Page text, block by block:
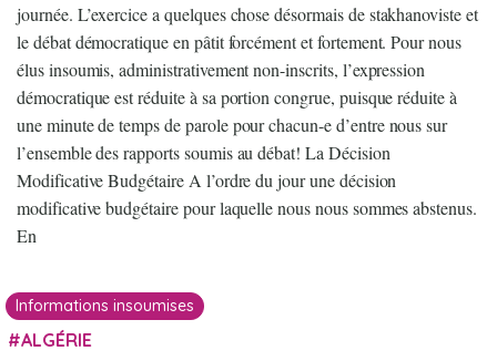
journée. L’exercice a quelques chose désormais de stakhanoviste et
le débat démocratique en pâtit forcément et fortement. Pour nous
élus insoumis, administrativement non-inscrits, l’expression
démocratique est réduite à sa portion congrue, puisque réduite à
une minute de temps de parole pour chacun-e d’entre nous sur
l’ensemble des rapports soumis au débat! La Décision
Modificative Budgétaire A l’ordre du jour une décision
modificative budgétaire pour laquelle nous nous sommes abstenus.
En
Informations insoumises
ALGÉRIE